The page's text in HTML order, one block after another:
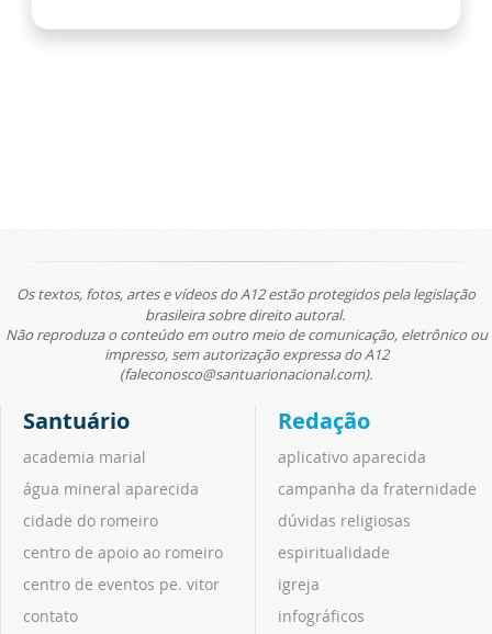
Os textos, fotos, artes e vídeos do A12 estão protegidos pela legislação
brasileira sobre direito autoral.
Não reproduza o conteúdo em outro meio de comunicação, eletrônico ou
impresso, sem autorização expressa do A12
(faleconosco@santuarionacional.com).
Santuário
academia marial
água mineral aparecida
cidade do romeiro
centro de apoio ao romeiro
centro de eventos pe. vitor
contato
Redação
aplicativo aparecida
campanha da fraternidade
dúvidas religiosas
espiritualidade
igreja
infográficos